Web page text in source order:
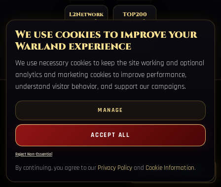
LIVE-SUPPORT
L2Network
VOTE NOW
TOP200
VOTE NOW
TOP100
VOTE NOW
XtremTop100
VOTE NOW
Warland Legacy, Lineage 2 Interlude private server, ohne Wipes,
permanente Welten.
STARTSEITE
RECHTLICHES
We use cookies to improve your
Warland experience
We use necessary cookies to keep the site working and optional
analytics and marketing cookies to improve performance,
understand visitor behavior, and support our campaigns.
MANAGE
ACCEPT ALL
Reject Non-Essential
By continuing, you agree to our Privacy Policyand Cookie Information.